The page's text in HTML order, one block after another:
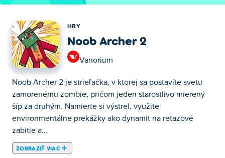
HRY
Noob Archer 2
Vanorium
Noob Archer 2 je strieľačka, v ktorej sa postavíte svetu
zamorenému zombie, pričom jeden starostlivo mierený
šíp za druhým. Namierte si výstrel, využite
environmentálne prekážky ako dynamit na reťazové
zabitie a...
ZOBRAZIŤ VIAC